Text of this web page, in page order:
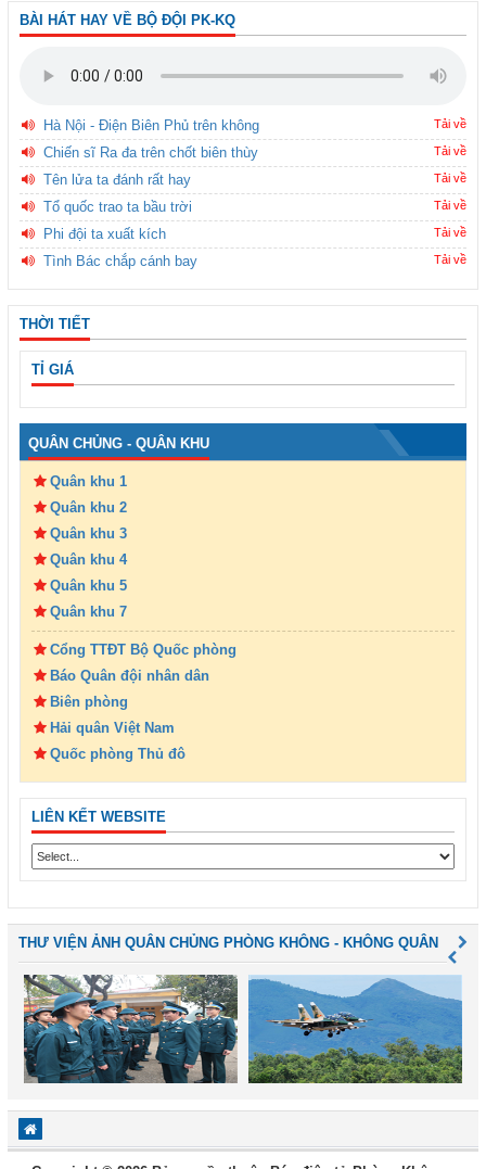
BÀI HÁT HAY VỀ BỘ ĐỘI PK-KQ
Hà Nội - Điện Biên Phủ trên không Tải về
Chiến sĩ Ra đa trên chốt biên thùy Tải về
Tên lửa ta đánh rất hay Tải về
Tổ quốc trao ta bầu trời Tải về
Phi đội ta xuất kích Tải về
Tình Bác chắp cánh bay Tải về
THỜI TIẾT
TỈ GIÁ
QUÂN CHỦNG - QUÂN KHU
Quân khu 1
Quân khu 2
Quân khu 3
Quân khu 4
Quân khu 5
Quân khu 7
Cổng TTĐT Bộ Quốc phòng
Báo Quân đội nhân dân
Biên phòng
Hải quân Việt Nam
Quốc phòng Thủ đô
LIÊN KẾT WEBSITE
THƯ VIỆN ẢNH QUÂN CHỦNG PHÒNG KHÔNG - KHÔNG QUÂN